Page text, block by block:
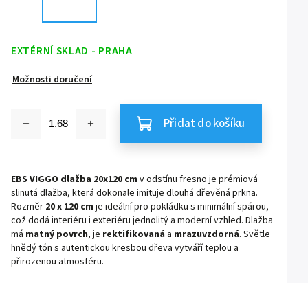
EXTÉRNÍ SKLAD - PRAHA
Možnosti doručení
Přidat do košíku
EBS VIGGO dlažba 20x120 cm v odstínu fresno je prémiová
slinutá dlažba, která dokonale imituje dlouhá dřevěná prkna.
Rozměr 20 x 120 cm je ideální pro pokládku s minimální spárou,
což dodá interiéru i exteriéru jednolitý a moderní vzhled. Dlažba
má matný povrch, je rektifikovaná a mrazuvzdorná. Světle
hnědý tón s autentickou kresbou dřeva vytváří teplou a
přirozenou atmosféru.